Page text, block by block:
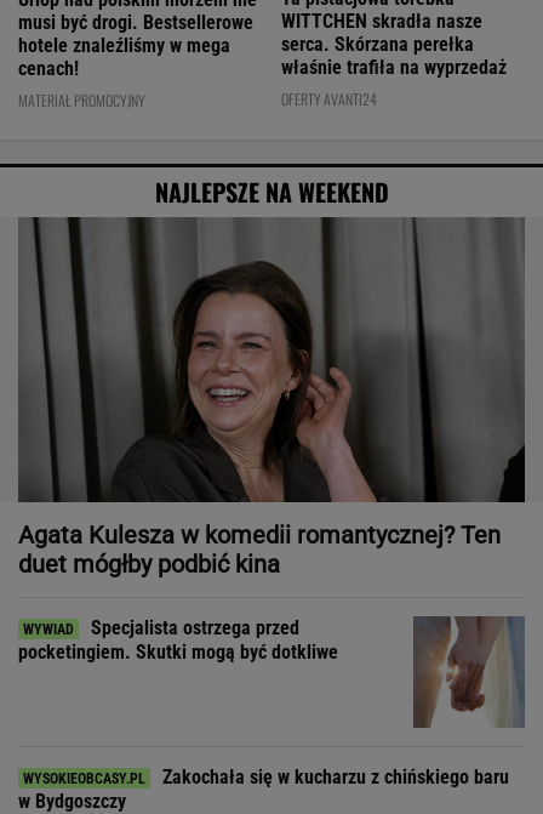
musi być drogi. Bestsellerowe
hotele znaleźliśmy w mega
cenach!
MATERIAŁ PROMOCYJNY
WITTCHEN skradła nasze
serca. Skórzana perełka
właśnie trafiła na wyprzedaż
OFERTY AVANTI24
NAJLEPSZE NA WEEKEND
Agata Kulesza w komedii romantycznej? Ten
duet mógłby podbić kina
Specjalista ostrzega przed
pocketingiem. Skutki mogą być dotkliwe
Zakochała się w kucharzu z chińskiego baru
w Bydgoszczy